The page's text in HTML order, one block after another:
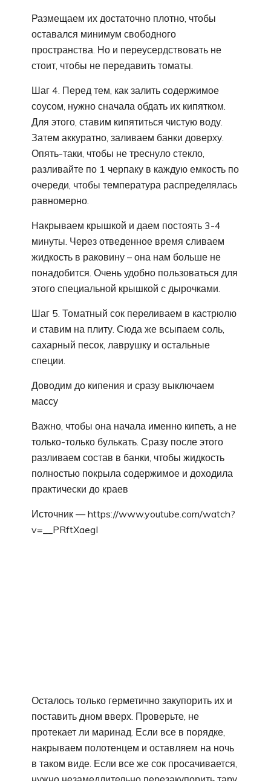
Размещаем их достаточно плотно, чтобы
оставался минимум свободного
пространства. Но и переусердствовать не
стоит, чтобы не передавить томаты.
Шаг 4. Перед тем, как залить содержимое
соусом, нужно сначала обдать их кипятком.
Для этого, ставим кипятиться чистую воду.
Затем аккуратно, заливаем банки доверху.
Опять-таки, чтобы не треснуло стекло,
разливайте по 1 черпаку в каждую емкость по
очереди, чтобы температура распределялась
равномерно.
Накрываем крышкой и даем постоять 3-4
минуты. Через отведенное время сливаем
жидкость в раковину – она нам больше не
понадобится. Очень удобно пользоваться для
этого специальной крышкой с дырочками.
Шаг 5. Томатный сок переливаем в кастрюлю
и ставим на плиту. Сюда же всыпаем соль,
сахарный песок, лаврушку и остальные
специи.
Доводим до кипения и сразу выключаем
массу
Важно, чтобы она начала именно кипеть, а не
только-только булькать. Сразу после этого
разливаем состав в банки, чтобы жидкость
полностью покрыла содержимое и доходила
практически до краев
Источник — https://www.youtube.com/watch?
v=__PRftXaegI
Осталось только герметично закупорить их и
поставить дном вверх. Проверьте, не
протекает ли маринад. Если все в порядке,
накрываем полотенцем и оставляем на ночь
в таком виде. Если все же сок просачивается,